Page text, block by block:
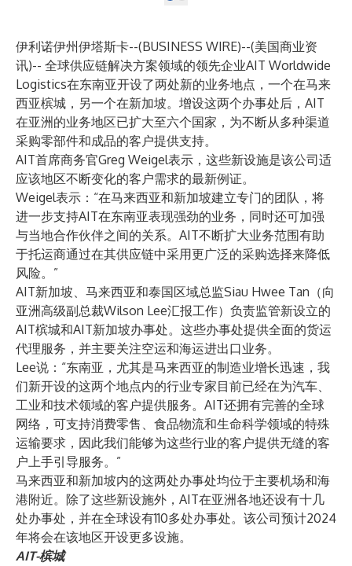
伊利诺伊州伊塔斯卡--(BUSINESS WIRE)--(美国商业资
讯)-- 全球供应链解决方案领域的领先企业AIT Worldwide
Logistics在东南亚开设了两处新的业务地点，一个在马来
西亚槟城，另一个在新加坡。增设这两个办事处后，AIT
在亚洲的业务地区已扩大至六个国家，为不断从多种渠道
采购零部件和成品的客户提供支持。
AIT首席商务官Greg Weigel表示，这些新设施是该公司适
应该地区不断变化的客户需求的最新例证。
Weigel表示：“在马来西亚和新加坡建立专门的团队，将
进一步支持AIT在东南亚表现强劲的业务，同时还可加强
与当地合作伙伴之间的关系。AIT不断扩大业务范围有助
于托运商通过在其供应链中采用更广泛的采购选择来降低
风险。”
AIT新加坡、马来西亚和泰国区域总监Siau Hwee Tan（向
亚洲高级副总裁Wilson Lee汇报工作）负责监管新设立的
AIT槟城和AIT新加坡办事处。这些办事处提供全面的货运
代理服务，并主要关注空运和海运进出口业务。
Lee说：“东南亚，尤其是马来西亚的制造业增长迅速，我
们新开设的这两个地点内的行业专家目前已经在为汽车、
工业和技术领域的客户提供服务。AIT还拥有完善的全球
网络，可支持消费零售、食品物流和生命科学领域的特殊
运输要求，因此我们能够为这些行业的客户提供无缝的客
户上手引导服务。”
马来西亚和新加坡内的这两处办事处均位于主要机场和海
港附近。除了这些新设施外，AIT在亚洲各地还设有十几
处办事处，并在全球设有110多处办事处。该公司预计2024
年将会在该地区开设更多设施。
AIT-槟城